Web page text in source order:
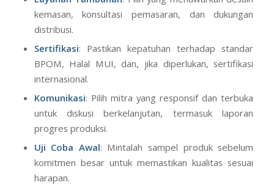
kemasan, konsultasi pemasaran, dan dukungan
distribusi.
Sertifikasi: Pastikan kepatuhan terhadap standar
BPOM, Halal MUI, dan, jika diperlukan, sertifikasi
internasional.
Komunikasi: Pilih mitra yang responsif dan terbuka
untuk diskusi berkelanjutan, termasuk laporan
progres produksi.
Uji Coba Awal: Mintalah sampel produk sebelum
komitmen besar untuk memastikan kualitas sesuai
harapan.